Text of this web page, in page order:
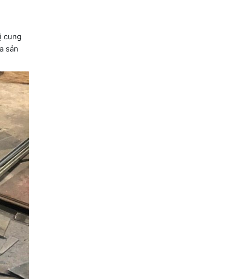
cung
sản